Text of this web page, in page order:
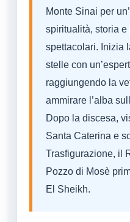
Monte Sinai per
spiritualità, storia
spettacolari. Inizia
stelle con
raggiungendo la
ammirare l’alba
Dopo la discesa,
Santa Caterina e
Trasfigurazione, il
Pozzo di Mosè
El Sheikh.